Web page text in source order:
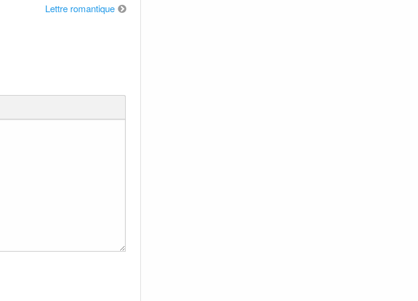
Lettre romantique